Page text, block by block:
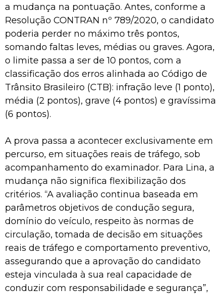
a mudança na pontuação. Antes, conforme a
Resolução CONTRAN nº 789/2020, o candidato
poderia perder no máximo três pontos,
somando faltas leves, médias ou graves. Agora,
o limite passa a ser de 10 pontos, com a
classificação dos erros alinhada ao Código de
Trânsito Brasileiro (CTB): infração leve (1 ponto),
média (2 pontos), grave (4 pontos) e gravíssima
(6 pontos).
A prova passa a acontecer exclusivamente em
percurso, em situações reais de tráfego, sob
acompanhamento do examinador. Para Lina, a
mudança não significa flexibilização dos
critérios. “A avaliação continua baseada em
parâmetros objetivos de condução segura,
domínio do veículo, respeito às normas de
circulação, tomada de decisão em situações
reais de tráfego e comportamento preventivo,
assegurando que a aprovação do candidato
esteja vinculada à sua real capacidade de
conduzir com responsabilidade e segurança”,